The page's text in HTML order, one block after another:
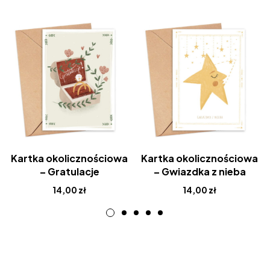
Kartka okolicznościowa
– Gratulacje
14,00 zł
Kartka okolicznościowa
– Gwiazdka z nieba
14,00 zł